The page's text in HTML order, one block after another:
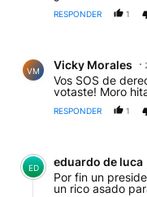
RESPONDER 1
VM Vicky Morales
Vos SOS de
votaste! Moro
RESPONDER 1
Comentario de
ED eduardo de luca
Por fin un
un rico asado